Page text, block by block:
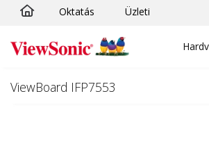
Ugrás a fő tartalomra
Oktatás Üzleti
ViewBoard IFP7553